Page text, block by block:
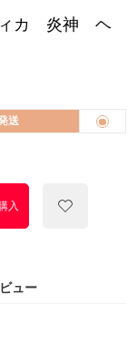
カ 炎神 ヘ
送
入
ュー